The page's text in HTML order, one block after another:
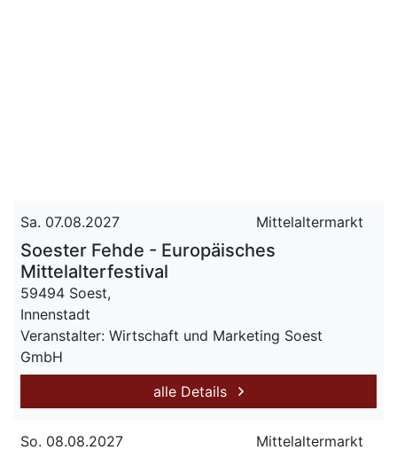
Sa. 07.08.2027 Mittelaltermarkt
Soester Fehde - Europäisches
Mittelalterfestival
59494 Soest,
Innenstadt
Veranstalter: Wirtschaft und Marketing Soest
GmbH
alle Details
So. 08.08.2027 Mittelaltermarkt